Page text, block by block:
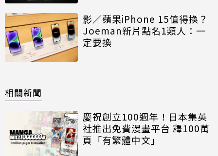
影／蘋果iPhone 15值得換？
Joeman新片點名1類人：一
定要換
相關新聞
慶祝創立100週年！日本集英
社推出免費漫畫平台 釋100萬
頁「有繁體中文」